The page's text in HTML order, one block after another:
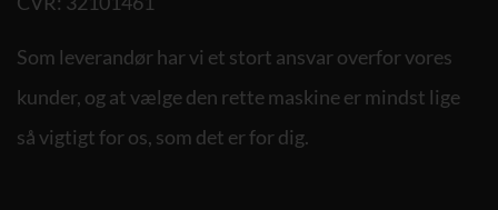
Som leverandør har vi et stort ansvar overfor vores
kunder, og at vælge den rette maskine er mindst lige
så vigtigt for os, som det er for dig.